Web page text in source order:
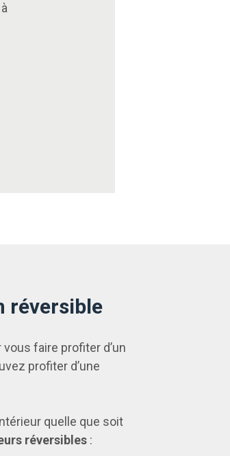
réversible
vous faire profiter d’un
profiter d’une
quelle que soit
réversibles :